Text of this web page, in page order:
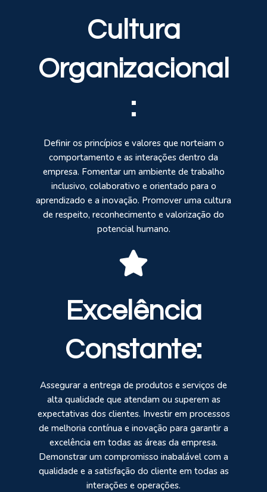
Cultura
Organizacional
:
Definir os princípios e valores que norteiam o
comportamento e as interações dentro da
empresa. Fomentar um ambiente de trabalho
inclusivo, colaborativo e orientado para o
aprendizado e a inovação. Promover uma cultura
de respeito, reconhecimento e valorização do
potencial humano.
Excelência
Constante:
Assegurar a entrega de produtos e serviços de
alta qualidade que atendam ou superem as
expectativas dos clientes. Investir em processos
de melhoria contínua e inovação para garantir a
excelência em todas as áreas da empresa.
Demonstrar um compromisso inabalável com a
qualidade e a satisfação do cliente em todas as
interações e operações.